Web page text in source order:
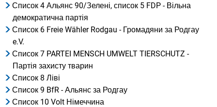
Список 4 Альянс 90/Зелені, список 5 FDP - Вільна
демократична партія
Список 6 Freie Wähler Rodgau - Громадяни за Родгау
e.V.
Список 7 PARTEI MENSCH UMWELT TIERSCHUTZ -
Партія захисту тварин
Список 8 Ліві
Список 9 BfR - Альянс за Родгау
Список 10 Volt Німеччина